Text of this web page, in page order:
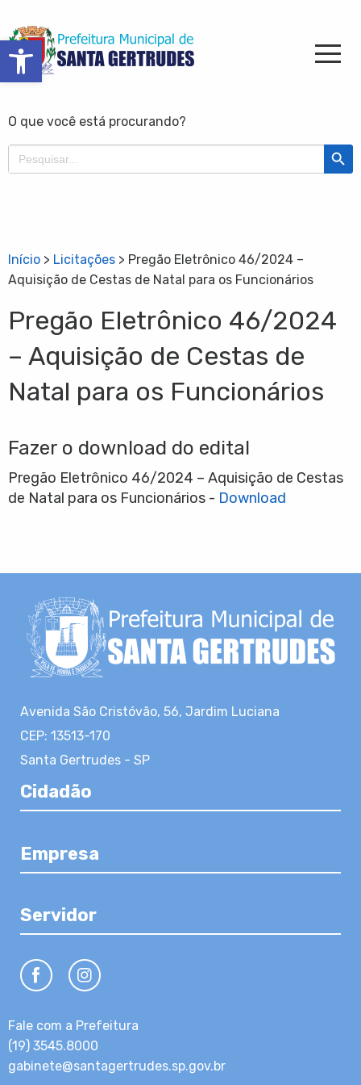
Barra de Ferramentas Aberta
O que você está procurando?
Search
for:
Search
Início > Licitações > Pregão Eletrônico 46/2024 –
Aquisição de Cestas de Natal para os Funcionários
Pregão Eletrônico 46/2024
– Aquisição de Cestas de
Natal para os Funcionários
Fazer o download do edital
Pregão Eletrônico 46/2024 – Aquisição de Cestas
de Natal para os Funcionários - Download
Avenida São Cristóvão, 56, Jardim Luciana
CEP: 13513-170
Santa Gertrudes - SP
Cidadão
Empresa
Servidor
Fale com a Prefeitura
(19) 3545.8000
gabinete@santagertrudes.sp.gov.br